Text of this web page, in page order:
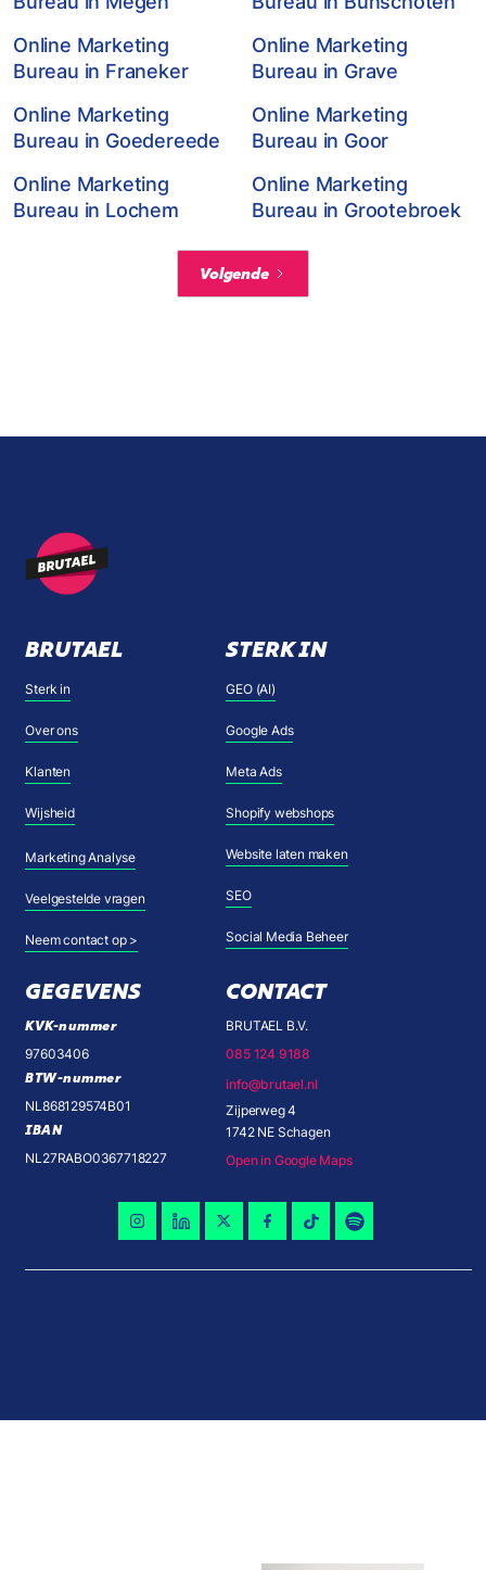
Online Marketing
Bureau in Franeker
Online Marketing
Bureau in Grave
Online Marketing
Bureau in Goedereede
Online Marketing
Bureau in Goor
Online Marketing
Bureau in Lochem
Online Marketing
Bureau in Grootebroek
Volgende
BRUTAEL
Sterk in
Over ons
Klanten
Wijsheid
Marketing Analyse
Veelgestelde vragen
Neem contact op >
STERK IN
GEO (AI)
Google Ads
Meta Ads
Shopify webshops
Website laten maken
SEO
Social Media Beheer
GEGEVENS
KVK-nummer
97603406
BTW-nummer
NL868129574B01
IBAN
NL27RABO0367718227
CONTACT
BRUTAEL B.V.
085 124 9188
info@brutael.nl
Zijperweg 4
1742 NE Schagen
Open in Google Maps